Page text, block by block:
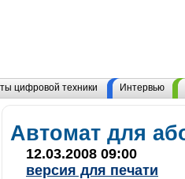
цифровой техники Интервью
Автомат для
12.03.2008 09:00
версия для печати